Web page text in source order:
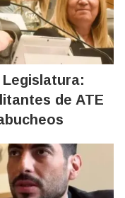
Legislatura:
de ATE